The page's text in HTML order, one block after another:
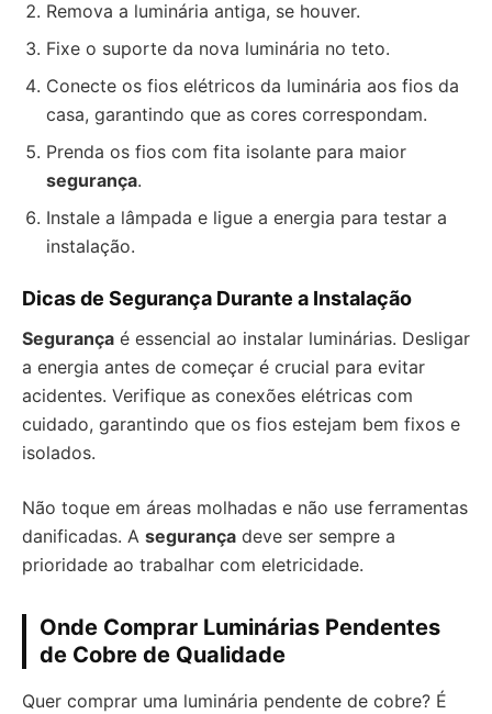
Remova a luminária antiga, se houver.
Fixe o suporte da nova luminária no teto.
Conecte os fios elétricos da luminária aos fios da
casa, garantindo que as cores correspondam.
Prenda os fios com fita isolante para maior
segurança.
Instale a lâmpada e ligue a energia para testar a
instalação.
Dicas de Segurança Durante a Instalação
Segurança é essencial ao instalar luminárias. Desligar
a energia antes de começar é crucial para evitar
acidentes. Verifique as conexões elétricas com
cuidado, garantindo que os fios estejam bem fixos e
isolados.
Não toque em áreas molhadas e não use ferramentas
danificadas. A segurança deve ser sempre a
prioridade ao trabalhar com eletricidade.
Onde Comprar Luminárias Pendentes
de Cobre de Qualidade
Quer comprar uma luminária pendente de cobre? É